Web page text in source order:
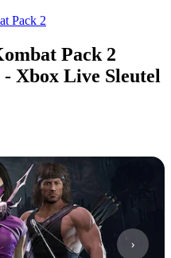
Pack 2
Pack 2
- Xbox Live Sleutel